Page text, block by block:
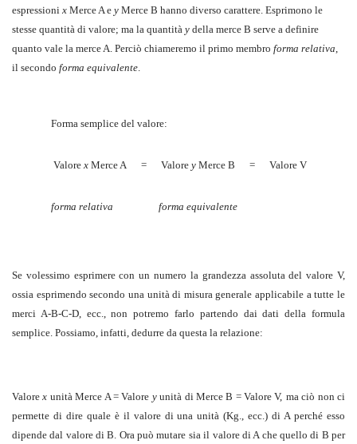
espressioni x Merce A e y Merce B hanno diverso carattere. Esprimono le
stesse quantità di valore; ma la quantità y della merce B serve a definire
quanto vale la merce A. Perciò chiameremo il primo membro forma relativa,
il secondo forma equivalente.
Forma semplice del valore:
Valore xMerce A = Valore yMerce B = Valore V
forma relativa forma equivalente
Se volessimo esprimere con un numero la grandezza assoluta del valore V,
ossia esprimendo secondo una unità di misura generale applicabile a tutte le
merci A-B-C-D, ecc., non potremo farlo partendo dai dati della formula
semplice. Possiamo, infatti, dedurre da questa la relazione:
Valorex unità Merce A = Valore yunità di Merce B = Valore V, ma ciò non ci
permette di dire quale è il valore di una unità (Kg., ecc.) di A perché esso
dipende dal valore di B. Ora può mutare sia il valore di A che quello di B per